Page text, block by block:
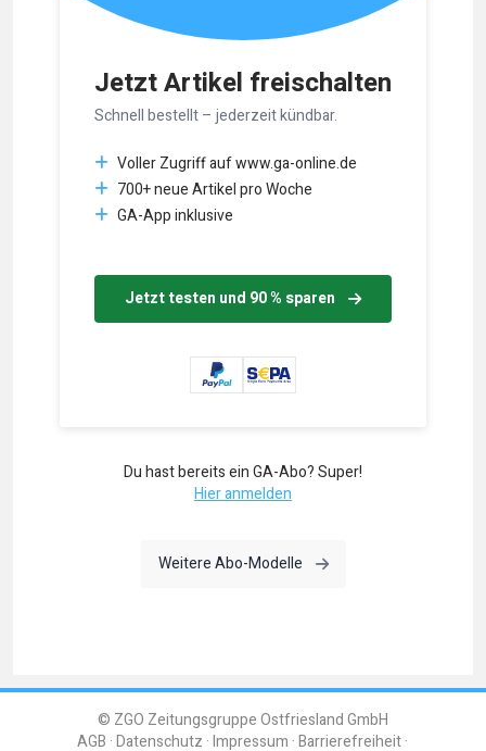
Jetzt Artikel freischalten
Schnell bestellt – jederzeit kündbar.
Voller Zugriff auf www.ga-online.de
700+ neue Artikel pro Woche
GA-App inklusive
Jetzt testen und 90 % sparen
Du hast bereits ein GA-Abo? Super!
Hier anmelden
Weitere Abo-Modelle
© ZGO Zeitungsgruppe Ostfriesland GmbH
AGB Datenschutz Impressum Barrierefreiheit